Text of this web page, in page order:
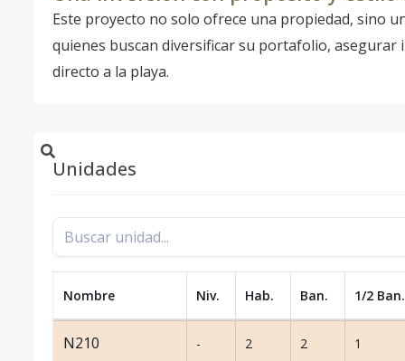
Este proyecto no solo ofrece una propiedad, sino
quienes buscan diversificar su portafolio,
directo a la playa.
Unidades
Nombre Niv. Hab. Ban. 1/2 Ban.
N210 - 2 2 1